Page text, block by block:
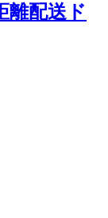
離配送ド